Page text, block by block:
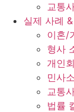
교통
실제 사례
이혼/
형사
개인
민사
교통
법률